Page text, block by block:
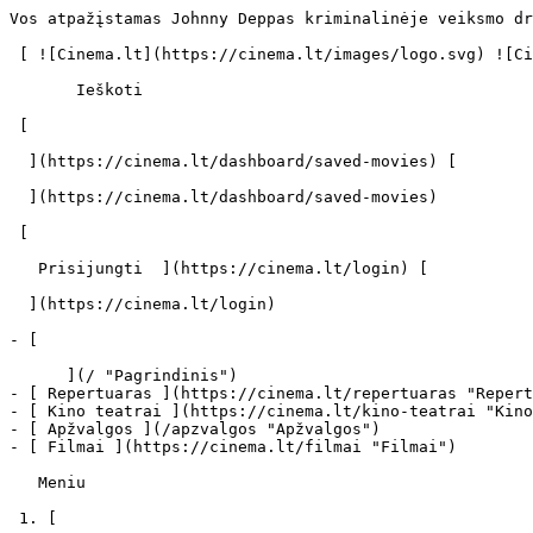
Vos atpažįstamas Johnny Deppas kriminalinėje veiksmo dramoje „Juodosios mišios“ įkūnijo legendinį Bostono gangsterį - cinema.lt                            Ieškoti     

 [ ![Cinema.lt](https://cinema.lt/images/logo.svg) ![Cinema.lt](https://cinema.lt/images/favicon.svg) ](https://cinema.lt "Cinema.lt")

       Ieškoti     

 [  

  ](https://cinema.lt/dashboard/saved-movies) [  

  ](https://cinema.lt/dashboard/saved-movies)

 [  

   Prisijungti  ](https://cinema.lt/login) [  

  ](https://cinema.lt/login) 

- [  

      ](/ "Pagrindinis")
- [ Repertuaras ](https://cinema.lt/repertuaras "Repertuaras")
- [ Kino teatrai ](https://cinema.lt/kino-teatrai "Kino teatrai")
- [ Apžvalgos ](/apzvalgos "Apžvalgos")
- [ Filmai ](https://cinema.lt/filmai "Filmai")

   Meniu   

 1. [ 

      cinema.lt  ](/)
2. [  Naujienos  ](https://cinema.lt/naujienos)
3. Vos atpažįstamas Johnny Deppas kriminalinėje veiksmo dramoje „Juodosios mišios“ įkūnijo legendinį Bostono gangsterį

Vos atpažįstamas Johnny Deppas kriminalinėje veiksmo dramoje „Juodosios mišios“ įkūnijo legendinį Bostono gangsterį
===================================================================================================================

 Spalio pradžioje Lietuvą pasieksianti kriminalinė veiksmo drama „Juodosios mišios" - vienas tų filmų, kuriuos šį rudenį pamatyti yra tiesiog privalu. Pagal tikrą istoriją sukurtame filme pasakojama legendinio JAV nusikaltėlio, žudiko ir mafijos vadeivos Jameso „Whitey" Bulgerio istorija. Iš smulkaus niekšelio vienu įtakingiausių nusikalstamo pasaulių personų virtusį vyrą filme „Juodosios mišios" įkūnijo šiam vaidmeniui persimainęs Johnny Deppas.Rinkdamas aktorius juostai „Juodosios mišios" režisierius Scottas Cooperis padirbėjo iš širdies - viename filme retai pasirodo toks gausus puikiai kritikų vertinamų Holivudo žvaigždžių būrys. Į aštuntojo dešimtmečio kriminalinę istoriją be J.Deppo taip pat leidosi Kevinas Baconas, Benedictas Cumberbatchas, Joelis Edgertonas, Sienna Miller ir Dakota Johnson.

Filmo „Juodosios mišios" scenarijus buvo kuriamas pagal 2001-aisiais žurnalistų Dicko Lehro ir Gerardo O'Neillo išpublikuotą tikrais faktais ir žurnalistiniais tyrimais paremtą J.Bulgerio biografiją. Šis, vienas nuožmiausių ir galingiausių gangsterių Bostono istorijoje sugebėjo nuo Federalinių tyrimų biuro (FTB) slapstytis net 12 metų ir iki 2011-aisiais įvykusio jo suėmimo buvo antrasis žmogus FTB ieškomiausių asmenų sąraše po Osamos bin Ladeno.

Garsus nusikaltėlis, kuriam dabar 85-eri, 2013-aisiais buvo nuteistas dusyk kalėti iki gyvos galvos pridedant dar penkerius metus - kad J.Bulgeris niekuomet nebegalėtų gyventi šioje grotų pusėje. Vyro sąskaitoje - įspūdingas kriminalinis rinkinys: dešimtys nužudymų, sąmokslavimas, nelegalus šaunamųjų ginklų laikymas, pinigų plovimas, reketavimas, plėšimas ir narkotikų platinimas.

Viena labiausiai neįtikėtinų šios istorijos detalių ta, į nešvarius J.Bulgerio ir jo pakalikų darbelius buvo žiūrima pro pirštus ypač ilgai. Taip nutiko dėl to, kad aštuntajame dešimtmetyje FTB patys leidosi į sąmokslą su šiuo vyru, norėdami atsikratyti italų mafijos gaujos ir taip prisidėjo prie neįtikėtinos tolimesnės jo nusikalstamos karjeros. Teisėsaugos ir gangsterio bendradarbiavimas ilgainiui pašlijo, bet J.Bulgerio reputacijos išsaugojimu ilgai rūpinosi jo brolis Williamas